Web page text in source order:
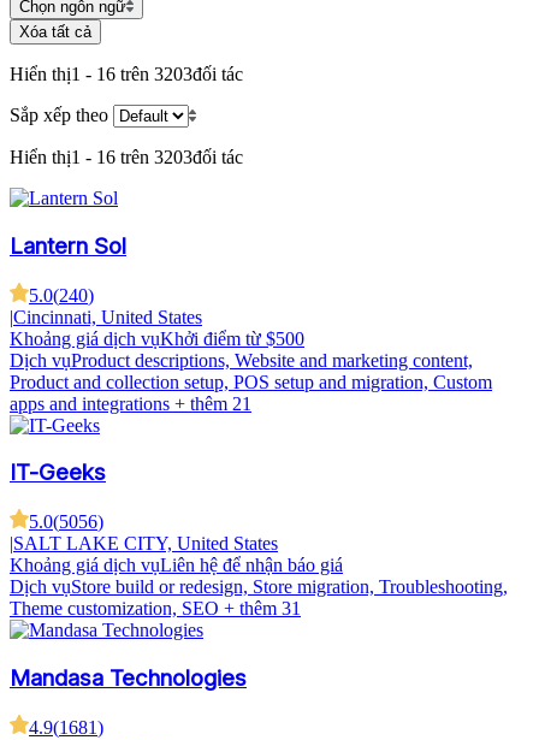
Chọn ngôn ngữ
Xóa tất cả
Hiển thị1 - 16 trên 3203đối tác
Sắp xếp theo
Hiển thị1 - 16 trên 3203đối tác
Lantern Sol
5.0(240)
|Cincinnati, United States
Khoảng giá dịch vụKhởi điểm từ $500
Dịch vụProduct descriptions, Website and marketing content,
Product and collection setup, POS setup and migration, Custom
apps and integrations + thêm 21
IT-Geeks
5.0(5056)
|SALT LAKE CITY, United States
Khoảng giá dịch vụLiên hệ để nhận báo giá
Dịch vụStore build or redesign, Store migration, Troubleshooting,
Theme customization, SEO + thêm 31
Mandasa Technologies
4.9(1681)